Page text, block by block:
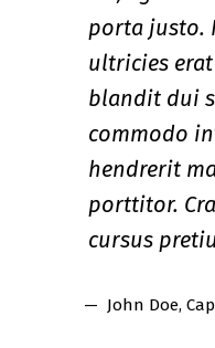
porta justo.
ultricies
blandit dui
commodo
hendrerit
porttitor.
cursus
John Doe,